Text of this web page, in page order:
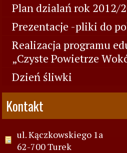
Plan dzialań rok 2012/
Prezentacje -pliki do
Realizacja programu
„Czyste Powietrze
Dzień śliwki
Kontakt
ul. Kączkowskiego 1a
62-700 Turek